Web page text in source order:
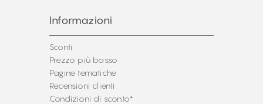
Informazioni
Sconti
Prezzo più basso
Pagine tematiche
Recensioni clienti
Condizioni di sconto*